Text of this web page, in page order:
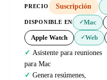
PRECIO Suscripción
DISPONIBLE EN ✓Mac
Apple Watch ✓Web
Asistente para reuniones
para Mac
Genera resúmenes,